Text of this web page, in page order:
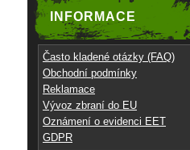
INFORMACE
Často kladené otázky (FAQ)
Obchodní podmínky
Reklamace
Vývoz zbraní do EU
Oznámení o evidenci EET
GDPR